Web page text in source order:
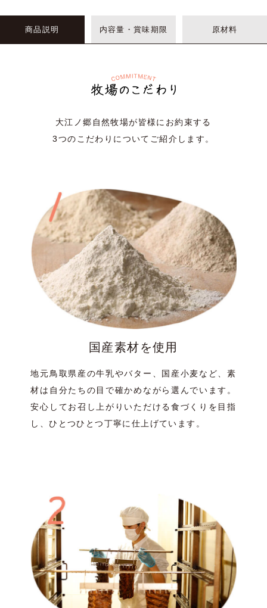
商品説明 内容量・賞味期限 原材料
大江ノ郷自然牧場が皆様にお約束する
3つのこだわりについてご紹介します。
国産素材を使用
地元鳥取県産の牛乳やバター、国産小麦など、素
材は自分たちの目で確かめながら選んでいます。
安心してお召し上がりいただける食づくりを目指
し、ひとつひとつ丁寧に仕上げています。